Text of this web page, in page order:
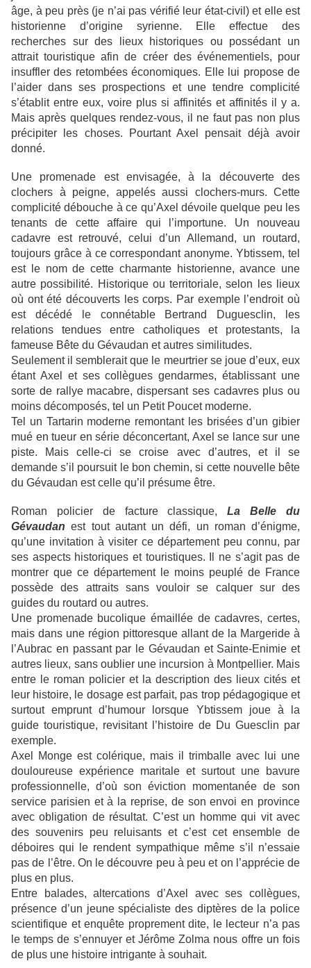
âge, à peu près (je n’ai pas vérifié leur état-civil) et elle est
historienne d’origine syrienne. Elle effectue des
recherches sur des lieux historiques ou possédant un
attrait touristique afin de créer des événementiels, pour
insuffler des retombées économiques. Elle lui propose de
l’aider dans ses prospections et une tendre complicité
s’établit entre eux, voire plus si affinités et affinités il y a.
Mais après quelques rendez-vous, il ne faut pas non plus
précipiter les choses. Pourtant Axel pensait déjà avoir
donné.
Une promenade est envisagée, à la découverte des
clochers à peigne, appelés aussi clochers-murs. Cette
complicité débouche à ce qu’Axel dévoile quelque peu les
tenants de cette affaire qui l’importune. Un nouveau
cadavre est retrouvé, celui d’un Allemand, un routard,
toujours grâce à ce correspondant anonyme. Ybtissem, tel
est le nom de cette charmante historienne, avance une
autre possibilité. Historique ou territoriale, selon les lieux
où ont été découverts les corps. Par exemple l’endroit où
est décédé le connétable Bertrand Duguesclin, les
relations tendues entre catholiques et protestants, la
fameuse Bête du Gévaudan et autres similitudes.
Seulement il semblerait que le meurtrier se joue d’eux, eux
étant Axel et ses collègues gendarmes, établissant une
sorte de rallye macabre, dispersant ses cadavres plus ou
moins décomposés, tel un Petit Poucet moderne.
Tel un Tartarin moderne remontant les brisées d’un gibier
mué en tueur en série déconcertant, Axel se lance sur une
piste. Mais celle-ci se croise avec d’autres, et il se
demande s’il poursuit le bon chemin, si cette nouvelle bête
du Gévaudan est celle qu’il présume être.
Roman policier de facture classique,La Belle du
Gévaudan est tout autant un défi, un roman d’énigme,
qu’une invitation à visiter ce département peu connu, par
ses aspects historiques et touristiques. Il ne s’agit pas de
montrer que ce département le moins peuplé de France
possède des attraits sans vouloir se calquer sur des
guides du routard ou autres.
Une promenade bucolique émaillée de cadavres, certes,
mais dans une région pittoresque allant de la Margeride à
l’Aubrac en passant par le Gévaudan et Sainte-Enimie et
autres lieux, sans oublier une incursion à Montpellier. Mais
entre le roman policier et la description des lieux cités et
leur histoire, le dosage est parfait, pas trop pédagogique et
surtout emprunt d’humour lorsque Ybtissem joue à la
guide touristique, revisitant l’histoire de Du Guesclin par
exemple.
Axel Monge est colérique, mais il trimballe avec lui une
douloureuse expérience maritale et surtout une bavure
professionnelle, d’où son éviction momentanée de son
service parisien et à la reprise, de son envoi en province
avec obligation de résultat. C’est un homme qui vit avec
des souvenirs peu reluisants et c’est cet ensemble de
déboires qui le rendent sympathique même s’il n’essaie
pas de l’être. On le découvre peu à peu et on l’apprécie de
plus en plus.
Entre balades, altercations d’Axel avec ses collègues,
présence d’un jeune spécialiste des diptères de la police
scientifique et enquête proprement dite, le lecteur n’a pas
le temps de s’ennuyer et Jérôme Zolma nous offre un fois
de plus une histoire intrigante à souhait.